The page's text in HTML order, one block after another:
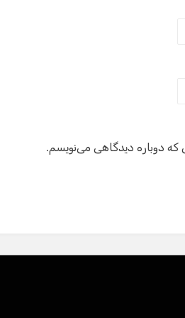
که دوباره دیدگاهی می‌نویسم.